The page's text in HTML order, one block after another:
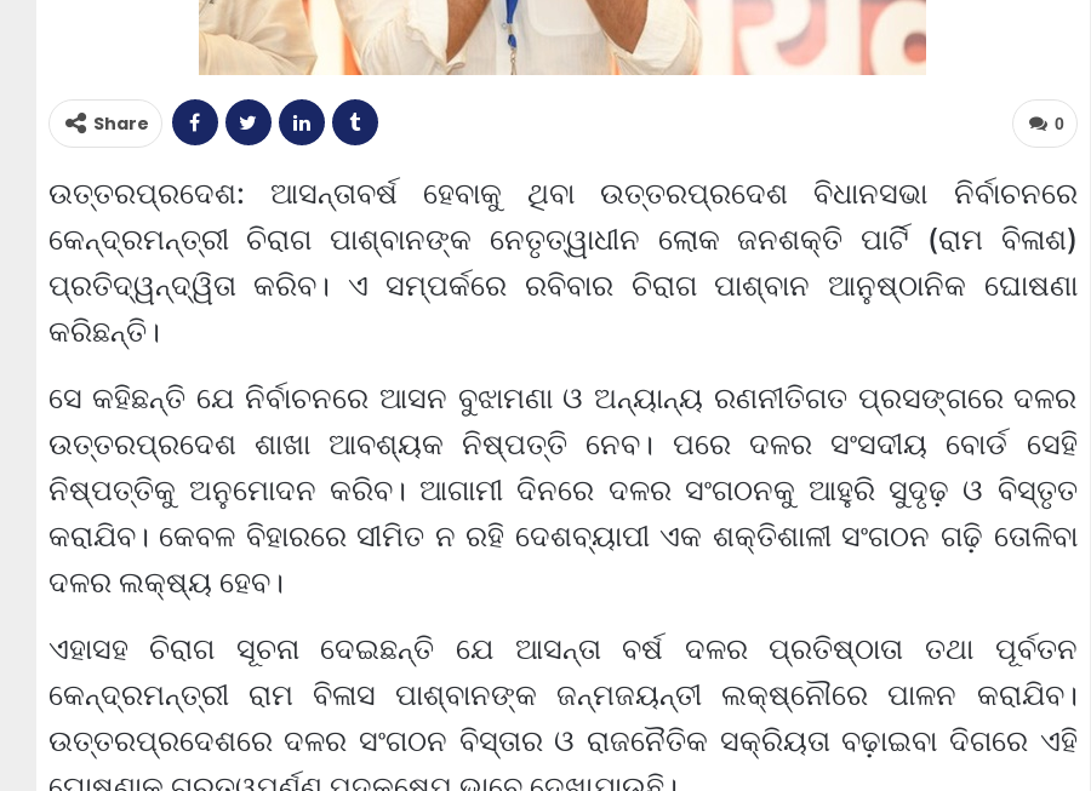
0
Share
ଉତ୍ତରପ୍ରଦେଶ: ଆସନ୍ତାବର୍ଷ ହେବାକୁ ଥିବା ଉତ୍ତରପ୍ରଦେଶ ବିଧାନସଭା ନିର୍ବାଚନରେ
କେନ୍ଦ୍ରମନ୍ତ୍ରୀ ଚିରାଗ ପାଶ୍ବାନଙ୍କ ନେତୃତ୍ୱାଧୀନ ଲୋକ ଜନଶକ୍ତି ପାର୍ଟି (ରାମ ବିଳାଶ)
ପ୍ରତିଦ୍ୱନ୍ଦ୍ୱିତା କରିବ। ଏ ସମ୍ପର୍କରେ ରବିବାର ଚିରାଗ ପାଶ୍ବାନ ଆନୁଷ୍ଠାନିକ ଘୋଷଣା
କରିଛନ୍ତି।
ସେ କହିଛନ୍ତି ଯେ ନିର୍ବାଚନରେ ଆସନ ବୁଝାମଣା ଓ ଅନ୍ୟାନ୍ୟ ରଣନୀତିଗତ ପ୍ରସଙ୍ଗରେ ଦଳର
ଉତ୍ତରପ୍ରଦେଶ ଶାଖା ଆବଶ୍ୟକ ନିଷ୍ପତ୍ତି ନେବ। ପରେ ଦଳର ସଂସଦୀୟ ବୋର୍ଡ ସେହି
ନିଷ୍ପତ୍ତିକୁ ଅନୁମୋଦନ କରିବ। ଆଗାମୀ ଦିନରେ ଦଳର ସଂଗଠନକୁ ଆହୁରି ସୁଦୃଢ଼ ଓ ବିସ୍ତୃତ
କରାଯିବ। କେବଳ ବିହାରରେ ସୀମିତ ନ ରହି ଦେଶବ୍ୟାପୀ ଏକ ଶକ୍ତିଶାଳୀ ସଂଗଠନ ଗଢ଼ି ତୋଳିବା
ଦଳର ଲକ୍ଷ୍ୟ ହେବ।
ଏହାସହ ଚିରାଗ ସୂଚନା ଦେଇଛନ୍ତି ଯେ ଆସନ୍ତା ବର୍ଷ ଦଳର ପ୍ରତିଷ୍ଠାତା ତଥା ପୂର୍ବତନ
କେନ୍ଦ୍ରମନ୍ତ୍ରୀ ରାମ ବିଳାସ ପାଶ୍ବାନଙ୍କ ଜନ୍ମଜୟନ୍ତୀ ଲକ୍ଷ୍ନୌରେ ପାଳନ କରାଯିବ।
ଉତ୍ତରପ୍ରଦେଶରେ ଦଳର ସଂଗଠନ ବିସ୍ତାର ଓ ରାଜନୈତିକ ସକ୍ରିୟତା ବଢ଼ାଇବା ଦିଗରେ ଏହି